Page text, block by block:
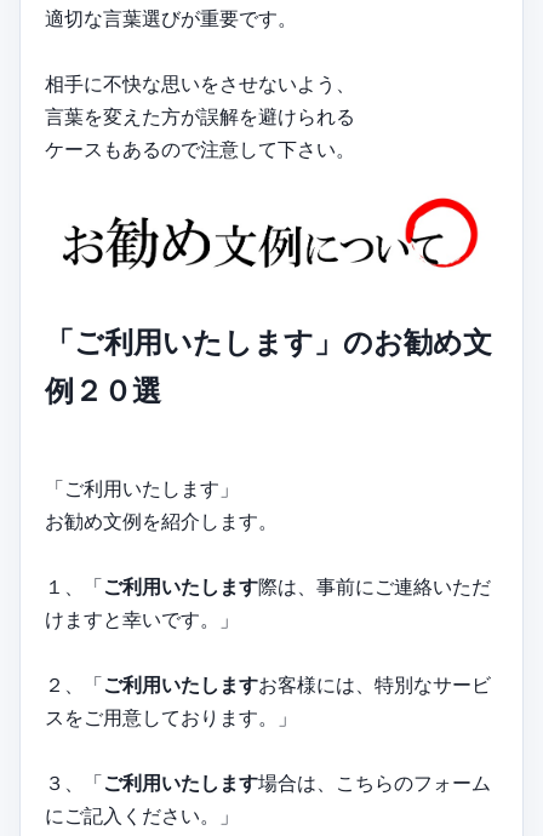
適切な言葉選びが重要です。
相手に不快な思いをさせないよう、
言葉を変えた方が誤解を避けられる
ケースもあるので注意して下さい。
「ご利用いたします」のお勧め文
例２０選
「ご利用いたします」
お勧め文例を紹介します。
１、「ご利用いたします際は、事前にご連絡いただ
けますと幸いです。」
２、「ご利用いたしますお客様には、特別なサービ
スをご用意しております。」
３、「ご利用いたします場合は、こちらのフォーム
にご記入ください。」